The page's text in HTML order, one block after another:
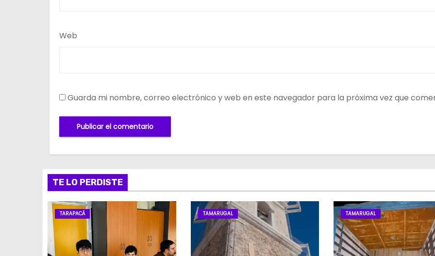
Web
Guarda mi nombre, correo electrónico y web en este navegador para la próxima vez que
TE LO PERDISTE
TARAPACÁ TAMARUGAL TAMARUGAL